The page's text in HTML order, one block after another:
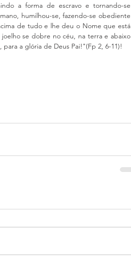
a forma de escravo e tornando-se
humilhou-se, fazendo-se obediente
de tudo e lhe deu o Nome que está
se dobre no céu, na terra e abaixo
a glória de Deus Pai!"(Fp 2, 6-11)!